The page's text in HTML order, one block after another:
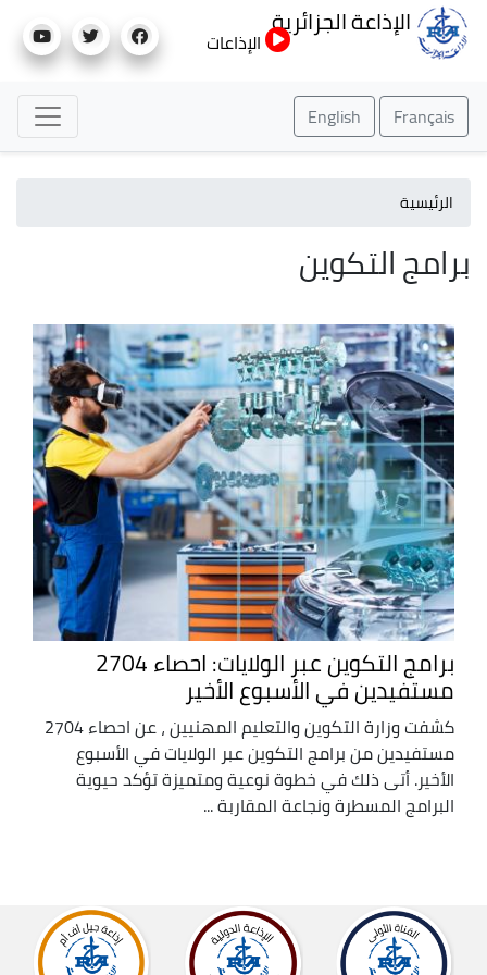
إلى
الإذاعة الجزائرية
الإذاعات
Français
English
الرئيسية
برامج التكوين
برامج التكوين عبر الولايات: احصاء 2704
مستفيدين في الأسبوع الأخير
كشفت وزارة التكوين والتعليم المهنيين ، عن احصاء 2704
مستفيدين من برامج التكوين عبر الولايات في الأسبوع
الأخير. أتى ذلك في خطوة نوعية ومتميزة تؤكد حيوية
البرامج المسطرة ونجاعة المقاربة ...